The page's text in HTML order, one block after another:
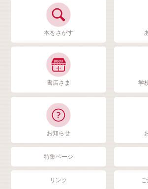
本をさがす
書店さま 学
お知らせ
特集ページ
リンク